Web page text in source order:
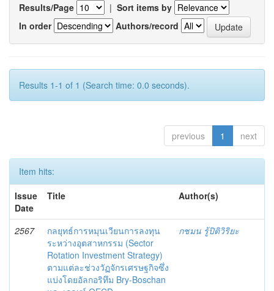
Results/Page | Sort items by
In order
Authors/record
Results 1-1 of 1 (Search time: 0.0 seconds).
previous 1 next
Item hits:
Issue
Date
Title Author(s)
2567
กลยุทธ์การหมุนเวียนการลงทุน
ระหว่างอุตสาหกรรม (Sector
Rotation Investment Strategy)
ตามแต่ละช่วงวัฏจักรเศรษฐกิจซึ่ง
แบ่งโดยอัลกอริทึม Bry-Boschan
กชมน รู้ปิติวิริยะ